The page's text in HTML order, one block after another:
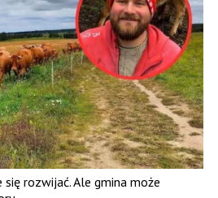
się rozwijać. Ale gmina może